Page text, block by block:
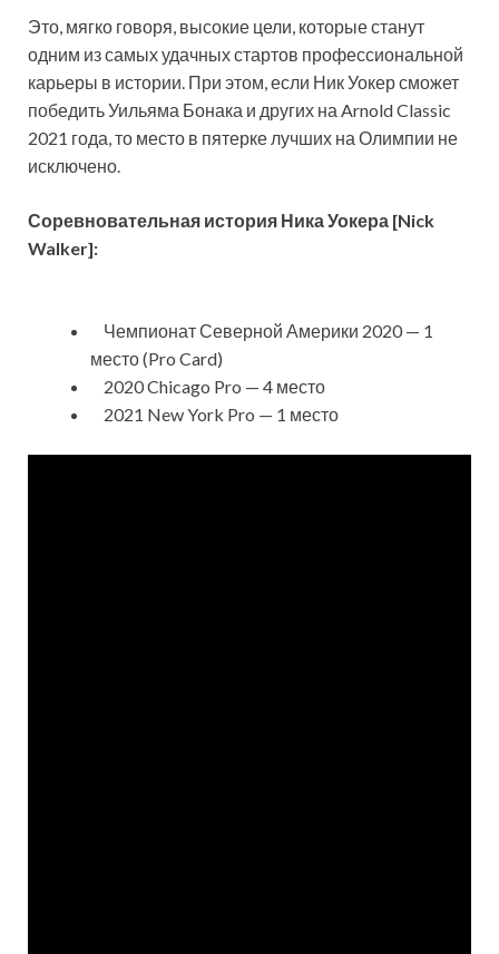
Это, мягко говоря, высокие цели, которые станут
одним из самых удачных стартов профессиональной
карьеры в истории. При этом, если Ник Уокер сможет
победить Уильяма Бонака и других на Arnold Classic
2021 года, то место в пятерке лучших на Олимпии не
исключено.
Соревновательная история Ника Уокера [Nick
Walker]:
Чемпионат Северной Америки 2020 — 1
место (Pro Card)
2020 Chicago Pro — 4 место
2021 New York Pro — 1 место